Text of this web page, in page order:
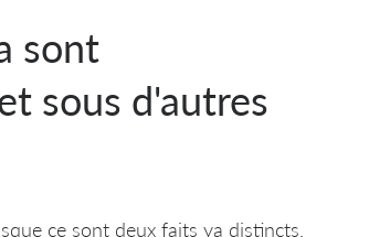
sont
sous d'autres
ce sont deux faits ya distincts,